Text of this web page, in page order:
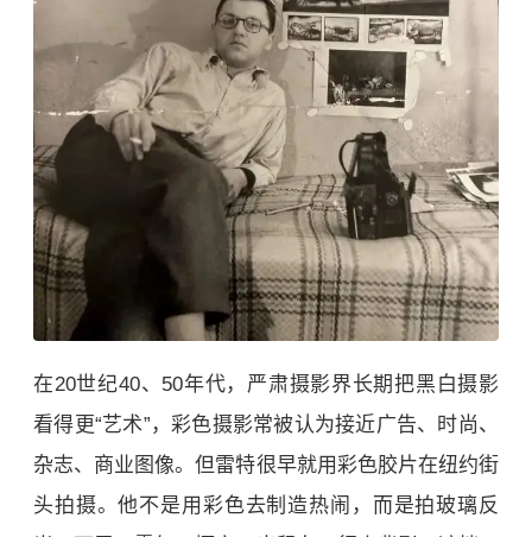
在20世纪40、50年代，严肃摄影界长期把黑白摄影
看得更“艺术”，彩色摄影常被认为接近广告、时尚、
杂志、商业图像。但雷特很早就用彩色胶片在纽约街
头拍摄。他不是用彩色去制造热闹，而是拍玻璃反